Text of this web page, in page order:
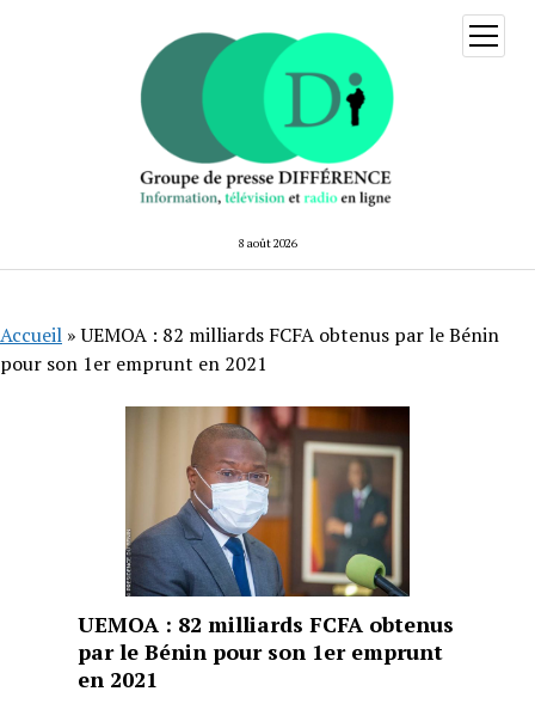
8 août 2026
ouvrir
menu
Accueil »UEMOA : 82 milliards FCFA obtenus par le Bénin
pour son 1er emprunt en 2021
UEMOA : 82 milliards FCFA obtenus
par le Bénin pour son 1er emprunt
en 2021